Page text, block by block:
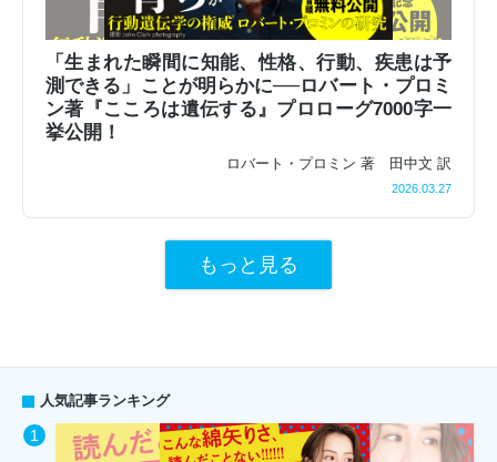
「生まれた瞬間に知能、性格、行動、疾患は予
測できる」ことが明らかに──ロバート・プロミ
ン著『こころは遺伝する』プロローグ7000字一
挙公開！
ロバート・プロミン 著 田中文 訳
2026.03.27
もっと見る
人気記事ランキング